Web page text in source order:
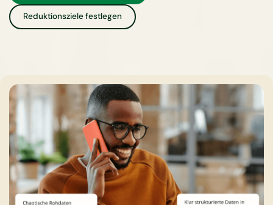
Reduktionsziele festlegen